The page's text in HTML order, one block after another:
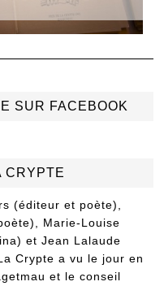
SUR FACEBOOK
CRYPTE
(éditeur et poète),
Marie-Louise
et Jean Lalaude
Crypte a vu le jour en
et le conseil